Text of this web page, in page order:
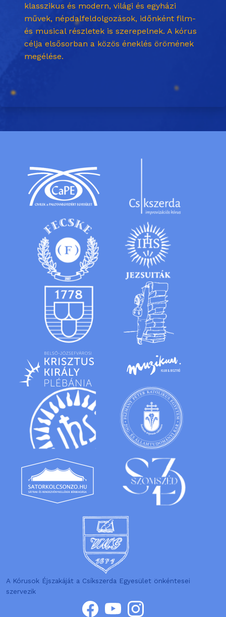
klasszikus és modern, világi és egyházi
művek, népdalfeldolgozások, időnként film-
és musical részletek is szerepelnek. A kórus
célja elsősorban a közös éneklés örömének
megélése.
A Kórusok Éjszakáját a Csíkszerda Egyesület önkéntesei
szervezik